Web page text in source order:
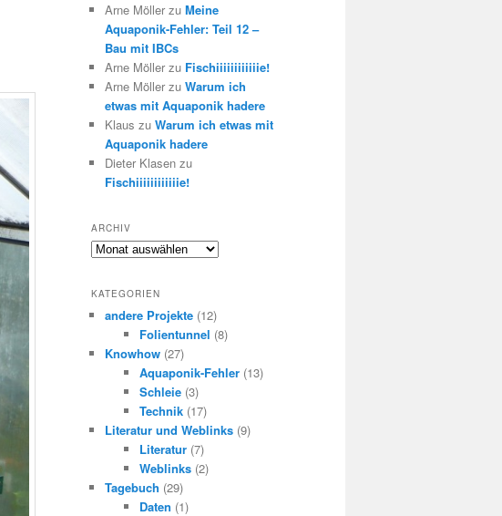
Arne Möller zu Meine
Aquaponik-Fehler: Teil 12 –
Bau mit IBCs
Arne Möller zu Fischiiiiiiiiiiiie!
Arne Möller zu Warum ich
etwas mit Aquaponik hadere
Klaus zu Warum ich etwas mit
Aquaponik hadere
Dieter Klasen zu
Fischiiiiiiiiiiiie!
ARCHIV
Archiv
KATEGORIEN
andere Projekte (12)
Folientunnel (8)
Knowhow (27)
Aquaponik-Fehler(13)
Schleie(3)
Technik(17)
Literatur und Weblinks (9)
Literatur(7)
Weblinks(2)
Tagebuch (29)
Daten (1)